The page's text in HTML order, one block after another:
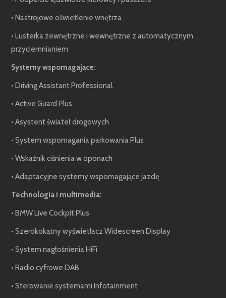
• Nastrojowe oświetlenie wnętrza
• Lusterka zewnętrzne i wewnętrzne z automatycznym
przyciemnianiem
Systemy wspomagające:
• Driving Assistant Professional
• Active Guard Plus
• Asystent świateł drogowych
• System wspomagania parkowania Plus
• Wskaźnik ciśnienia w oponach
• Adaptacyjne systemy wspomagające jazdę
Technologia i multimedia:
• BMW Live Cockpit Plus
• Szerokokątny wyświetlacz Widescreen Display
• System nagłośnienia HiFi
• Radio cyfrowe DAB
• Sterowanie systemami Infotainment